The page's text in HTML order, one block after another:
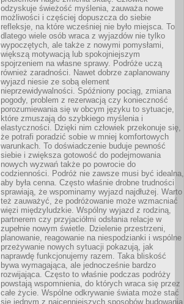
odzyskuje świeżość myślenia, zauważa nowe
możliwości i częściej dopuszcza do siebie
refleksje, na które wcześniej nie było miejsca. To
dlatego wiele osób wraca z wyjazdów nie tylko
wypoczętych, ale także z nowymi pomysłami,
większą motywacją lub spokojniejszym
spojrzeniem na własne sprawy. Podróże uczą
również zaradności. Nawet dobrze zaplanowany
wyjazd niesie ze sobą element
nieprzewidywalności. Spóźniony pociąg, zmiana
pogody, problem z rezerwacją czy konieczność
porozumiewania się w obcym języku to sytuacje,
które zmuszają do szybkiego myślenia i
elastyczności. Dzięki nim człowiek przekonuje się,
że potrafi poradzić sobie w mniej komfortowych
warunkach. To doświadczenie buduje pewność
siebie i zwiększa gotowość do podejmowania
nowych wyzwań także po powrocie do
codzienności. Podróż nie zawsze musi być idealna,
aby była cenna. Często właśnie drobne trudności
sprawiają, że wspominamy wyjazd najdłużej. Warto
też zauważyć, że podróżowanie może wzmacniać
więzi międzyludzkie. Wspólny wyjazd z rodziną,
partnerem czy przyjaciółmi odsłania relacje w
zupełnie nowym świetle. Dzielenie przestrzeni,
planowanie, reagowanie na niespodzianki i wspólne
przeżywanie nowych sytuacji pokazują, jak
naprawdę funkcjonujemy razem. Taka bliskość
bywa wymagająca, ale jednocześnie bardzo
rozwijająca. Często to właśnie podczas podróży
powstają wspomnienia, do których wraca się przez
całe życie. Wspólne odkrywanie świata może stać
się jednym z najcenniejszych sposobów budowania